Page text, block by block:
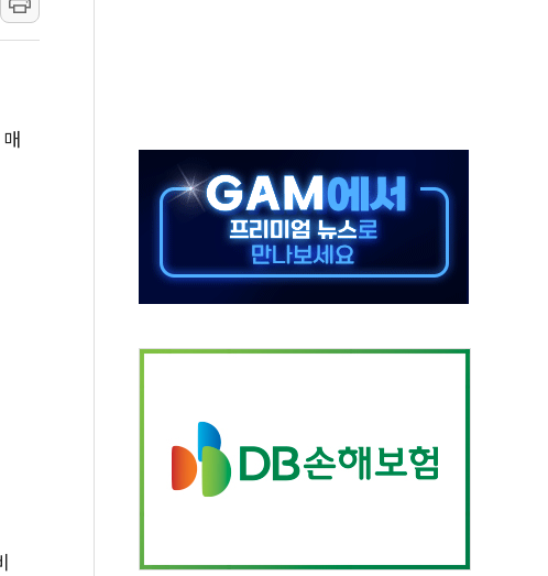
스 흡수합병…비대면 영상서비스 경쟁력 강화
만든다…삼성전자 2나노 수주 '촉각'
과열...민주당 선관위 "불법 선거운동·방해행위 엄중 제재"